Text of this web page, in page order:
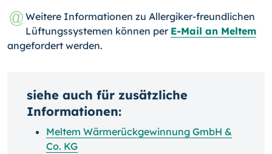
Weitere Informationen zu Allergiker-freundlichen
Lüftungs­systemen können per E-Mail an Meltem
angefordert werden.
siehe auch für zusätzliche
Informationen:
Meltem Wärmerückgewinnung GmbH &
Co. KG